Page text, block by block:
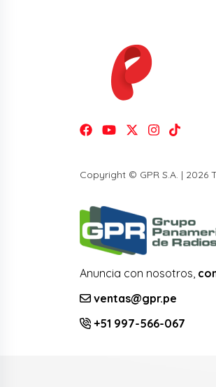
Copyright © GPR S.A. | 2026
Anuncia con nosotros,
ventas@gpr.pe
+51 997-566-067